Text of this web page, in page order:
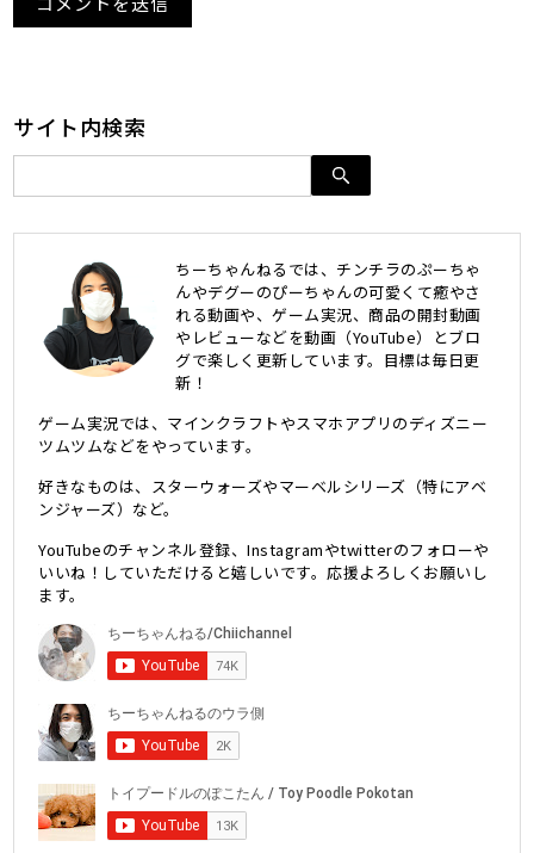
サイト内検索
ちーちゃんねるでは、チンチラのぷーちゃ
んやデグーのぴーちゃんの可愛くて癒やさ
れる動画や、ゲーム実況、商品の開封動画
やレビューなどを動画（YouTube）とブロ
グで楽しく更新しています。目標は毎日更
新！
ゲーム実況では、マインクラフトやスマホアプリのディズニー
ツムツムなどをやっています。
好きなものは、スターウォーズやマーベルシリーズ（特にアベ
ンジャーズ）など。
YouTubeのチャンネル登録、Instagramやtwitterのフォローや
いいね！していただけると嬉しいです。応援よろしくお願いし
ます。